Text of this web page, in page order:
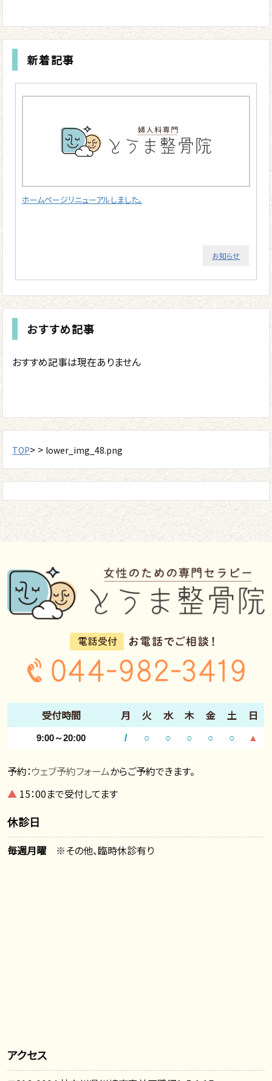
新着記事
ホームページリニューアルしました。
お知らせ
おすすめ記事
おすすめ記事は現在ありません
TOP> > lower_img_48.png
受付時間 月 火 水 木 金 土 日
9:00～20:00 / ○ ○ ○ ○ ○ ▲
予約：ウェブ予約フォームからご予約できます。
▲ 15：00まで受付してます
休診日
毎週月曜 ※その他、臨時休診有り
アクセス